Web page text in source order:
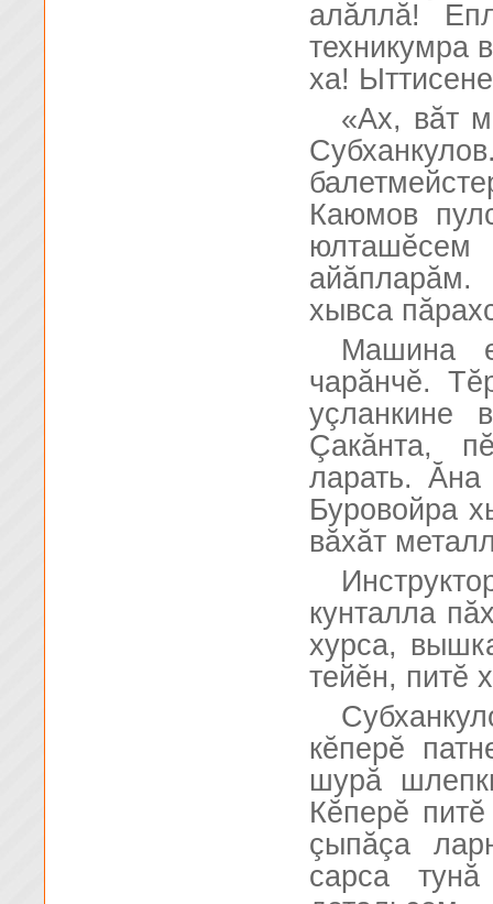
алăллă!
техникумра
ха!
«Ах, вăт
Каюмов
хывса
Машина
чарăнчĕ.
уçланкине
Çакăнта,
ларать. Ăна
Буровойра
вăхăт
кунталла
хурса,
тейĕн, питĕ
кĕперĕ
шурă
Кĕперĕ
çыпăçа
сарса